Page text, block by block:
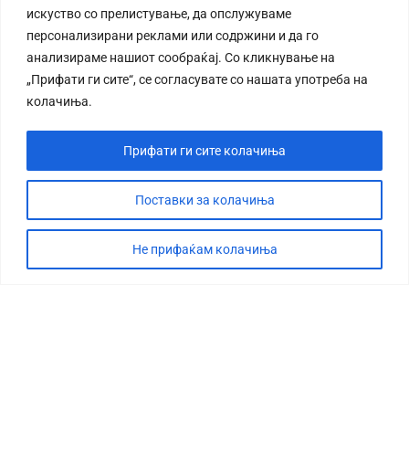
искуство со прелистување, да опслужуваме
персонализирани реклами или содржини и да го
анализираме нашиот сообраќај. Со кликнување на
„Прифати ги сите“, се согласувате со нашата употреба на
колачиња.
Поставки за колачиња
Не прифаќам колачиња
Прифати ги сите колачиња
СТОРИЈА
ДЕБАТА